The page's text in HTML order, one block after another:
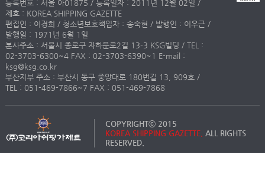
등록번호 : 서울 아01875 / 등록일자 : 2011년 12월 02일 /
제호 : KOREA SHIPPING GAZETTE
편집인 : 이경희 / 청소년보호책임자 : 송숙현 / 발행인 : 이우근 /
발행일 : 1971년 6월 1일
본사주소 : 서울시 종로구 자하문로2길 13-3 KSG빌딩 / TEL :
02-3703-6300~4 FAX : 02-3703-6390~1 E-mail :
ksg@ksg.co.kr
부산지부 주소 : 부산시 동구 중앙대로 180번길 13, 909호 /
TEL : 051-469-7866~7 FAX : 051-469-7868
COPYRIGHTⓒ 2015
KOREA SHIPPING GAZETTE. ALL RIGHTS
RESERVED.